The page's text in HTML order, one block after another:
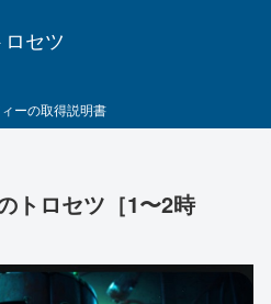
ロセツ
ーの取得説明書
トロセツ［1〜2時